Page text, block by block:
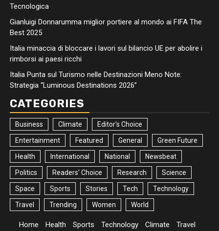
Tecnologica
Gianluigi Donnarumma miglior portiere al mondo ai FIFA The
Best 2025
Italia minaccia di bloccare i lavori sul bilancio UE per abolire i
rimborsi ai paesi ricchi
Italia Punta sul Turismo nelle Destinazioni Meno Note:
Strategia “Luminous Destinations 2026”
CATEGORIES
Business Climate Editor's Choice
Entertainment Featured General Green Future
Health International National Newsbeat
Politics Readers' Choice Research Science
Space Sports Stories Tech Technology
Travel Trending Women World
Home Health Sports Technology Climate Travel